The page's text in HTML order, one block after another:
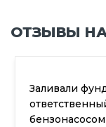
ОТЗЫВЫ